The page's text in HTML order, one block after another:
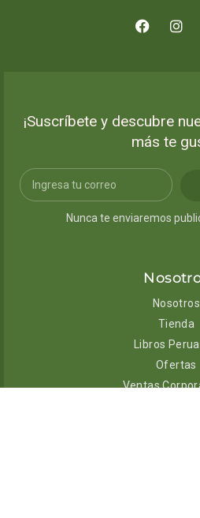
¡Suscríbete y descubre
más te
Nunca te enviaremos
Nosotros
Tienda
Libros
Ofertas
Ventas